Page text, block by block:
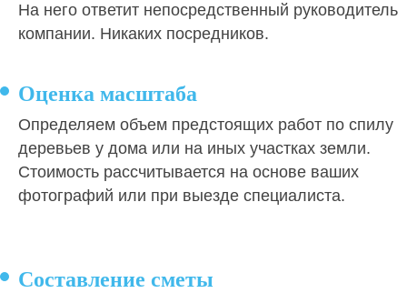
На него ответит непосредственный руководитель
компании. Никаких посредников.
Оценка масштаба
Определяем объем предстоящих работ по спилу
деревьев у дома или на иных участках земли.
Стоимость рассчитывается на основе ваших
фотографий или при выезде специалиста.
Составление сметы